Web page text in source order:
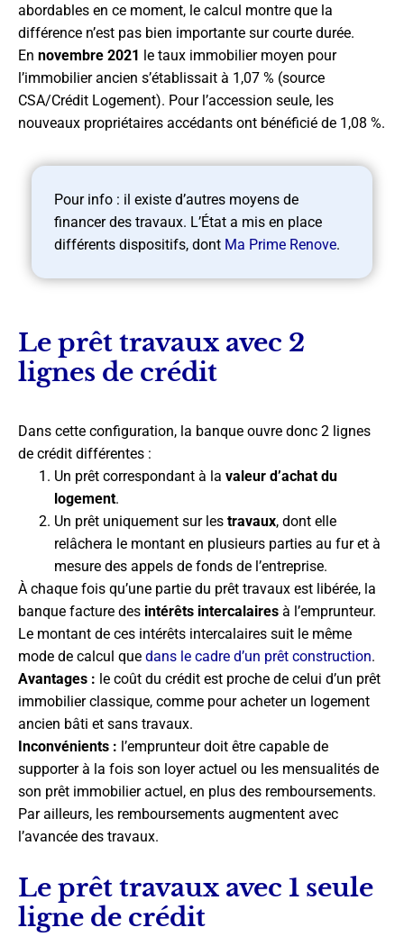
abordables en ce moment, le calcul montre que la
différence n’est pas bien importante sur courte durée.
En novembre 2021 le taux immobilier moyen pour
l’immobilier ancien s’établissait à 1,07 % (source
CSA/Crédit Logement). Pour l’accession seule, les
nouveaux propriétaires accédants ont bénéficié de 1,08 %.
Pour info : il existe d’autres moyens de
financer des travaux. L’État a mis en place
différents dispositifs, dont Ma Prime Renove.
Le prêt travaux avec 2
lignes de crédit
Dans cette configuration, la banque ouvre donc 2 lignes
de crédit différentes :
Un prêt correspondant à la valeur d’achat du
logement.
Un prêt uniquement sur les travaux, dont elle
relâchera le montant en plusieurs parties au fur et à
mesure des appels de fonds de l’entreprise.
À chaque fois qu’une partie du prêt travaux est libérée, la
banque facture des intérêts intercalaires à l’emprunteur.
Le montant de ces intérêts intercalaires suit le même
mode de calcul que dans le cadre d’un prêt construction.
Avantages : le coût du crédit est proche de celui d’un prêt
immobilier classique, comme pour acheter un logement
ancien bâti et sans travaux.
Inconvénients : l’emprunteur doit être capable de
supporter à la fois son loyer actuel ou les mensualités de
son prêt immobilier actuel, en plus des remboursements.
Par ailleurs, les remboursements augmentent avec
l’avancée des travaux.
Le prêt travaux avec 1 seule
ligne de crédit